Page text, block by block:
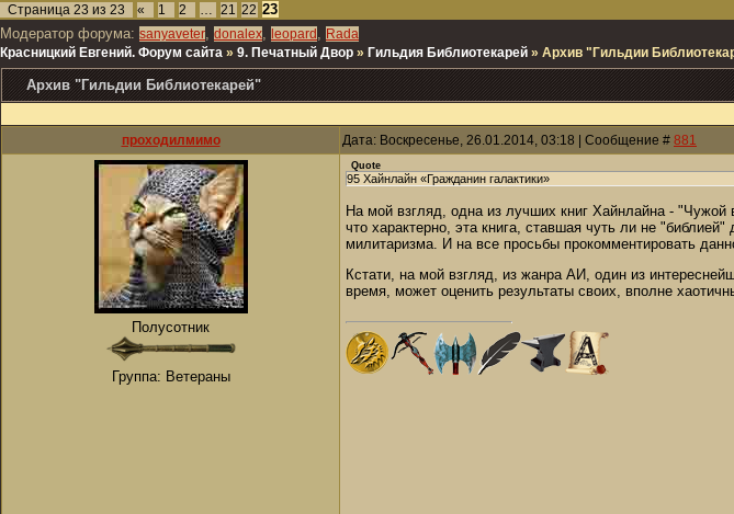
Страница 23 из 23 « 1 2 … 21 22 23
Модератор форума: sanyaveter, donalex, leopard , Rada
Красницкий Евгений. Форум сайта » 9. Печатный Двор » Гильдия Библиотекарей » Архив "Гильдии
Архив "Гильдии Библиотекарей"
проходилмимо Дата: Воскресенье, 26.01.2014, 03:18 | Сообщение # 881
Полусотник
Группа: Ветераны
Quote
95 Хайнлайн «Гражданин галактики»
На мой взгляд, одна из лучших книг Хайнлайна - "Чужой
что характерно, эта книга, ставшая чуть ли не
милитаризма. И на все просьбы прокомментировать
Кстати, на мой взгляд, из жанра АИ, один из
время, может оценить результаты своих, вполне